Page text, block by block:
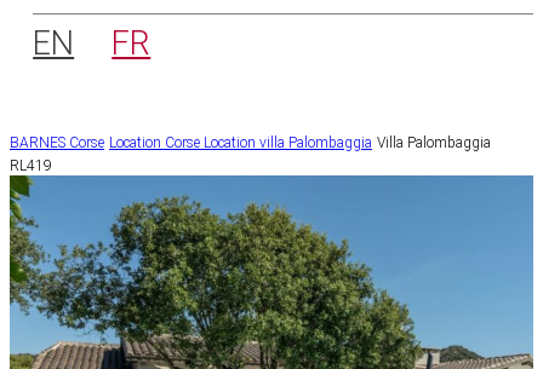
EN FR
BARNES Corse Location Corse Location villa Palombaggia Villa Palombaggia
RL419